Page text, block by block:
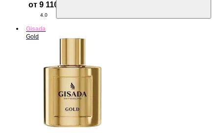
от 9 110 ₽
4.0
Gisada
Gold